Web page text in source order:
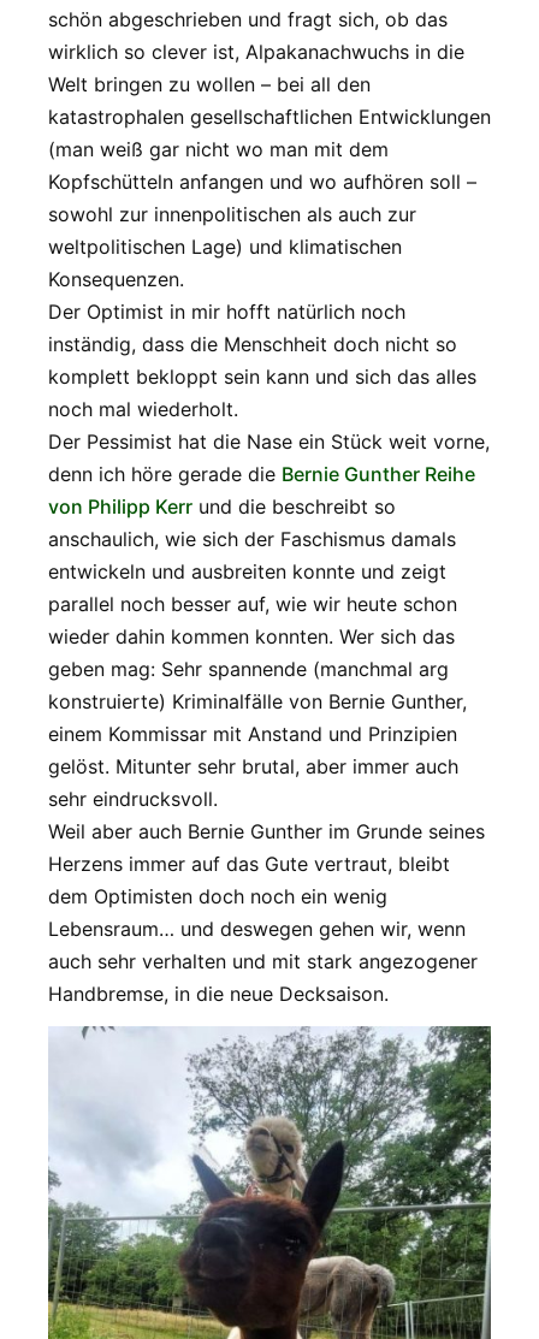
schön abgeschrieben und fragt sich, ob das
wirklich so clever ist, Alpakanachwuchs in die
Welt bringen zu wollen – bei all den
katastrophalen gesellschaftlichen Entwicklungen
(man weiß gar nicht wo man mit dem
Kopfschütteln anfangen und wo aufhören soll –
sowohl zur innenpolitischen als auch zur
weltpolitischen Lage) und klimatischen
Konsequenzen.
Der Optimist in mir hofft natürlich noch
inständig, dass die Menschheit doch nicht so
komplett bekloppt sein kann und sich das alles
noch mal wiederholt.
Der Pessimist hat die Nase ein Stück weit vorne,
denn ich höre gerade die Bernie Gunther Reihe
von Philipp Kerr und die beschreibt so
anschaulich, wie sich der Faschismus damals
entwickeln und ausbreiten konnte und zeigt
parallel noch besser auf, wie wir heute schon
wieder dahin kommen konnten. Wer sich das
geben mag: Sehr spannende (manchmal arg
konstruierte) Kriminalfälle von Bernie Gunther,
einem Kommissar mit Anstand und Prinzipien
gelöst. Mitunter sehr brutal, aber immer auch
sehr eindrucksvoll.
Weil aber auch Bernie Gunther im Grunde seines
Herzens immer auf das Gute vertraut, bleibt
dem Optimisten doch noch ein wenig
Lebensraum… und deswegen gehen wir, wenn
auch sehr verhalten und mit stark angezogener
Handbremse, in die neue Decksaison.